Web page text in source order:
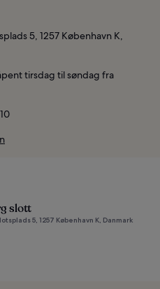
5, 1257 København K,
tirsdag til søndag fra
slott
5, 1257 København K, Danmark